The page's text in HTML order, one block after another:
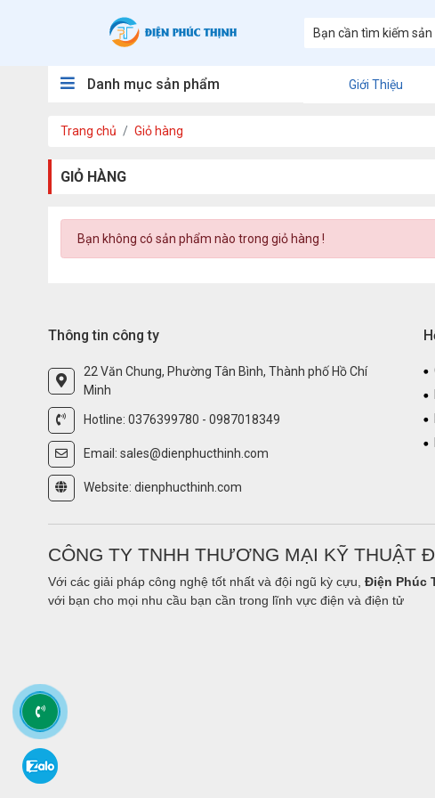
Danh mục sản phẩm Giới Thiệu
Trang chủ Giỏ hàng
GIỎ HÀNG
Bạn không có sản phẩm nào trong giỏ hàng !
Thông tin công ty
22 Văn Chung, Phường Tân Bình, Thành phố Hồ Chí
Minh
Hotline: 0376399780 - 0987018349
Email: sales@dienphucthinh.com
Website: dienphucthinh.com
CÔNG TY TNHH THƯƠNG MẠI KỸ THUẬT
Với các giải pháp công nghệ tốt nhất và đội ngũ kỳ cựu, Điện Phúc
với bạn cho mọi nhu cầu bạn cần trong lĩnh vực điện và điện tử